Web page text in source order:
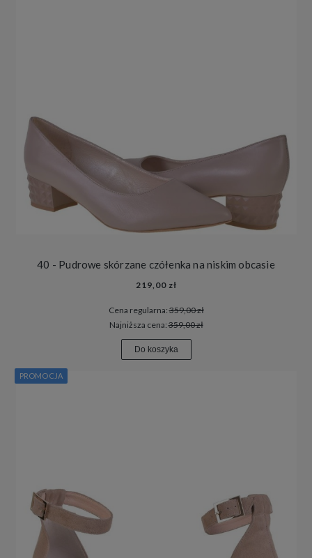
40 - Pudrowe skórzane czółenka na niskim obcasie
219,00 zł
Cena regularna:359,00 zł
Najniższa cena:359,00 zł
Do koszyka
PROMOCJA